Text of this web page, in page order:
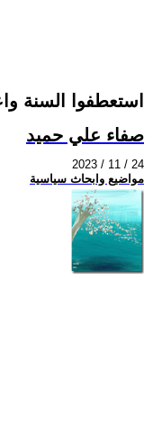
استعطفوا السنة
صفاء علي حميد
2023 / 11 / 24
مواضيع وابحاث سياسية